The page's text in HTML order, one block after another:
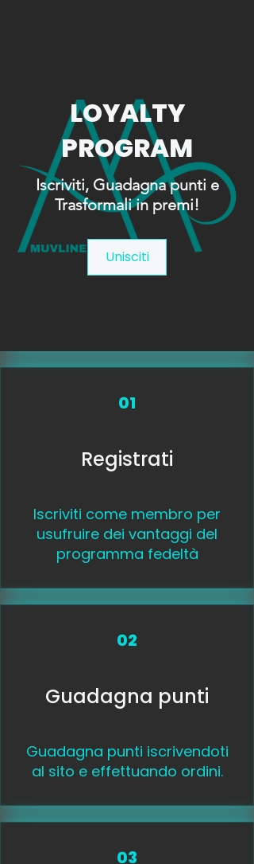
LOYALTY
PROGRAM
Iscriviti, Guadagna punti e
Trasformali in premi!
Unisciti
01
Registrati
Iscriviti come membro per
usufruire dei vantaggi del
programma fedeltà
02
Guadagna punti
Guadagna punti iscrivendoti
al sito e effettuando ordini.
03